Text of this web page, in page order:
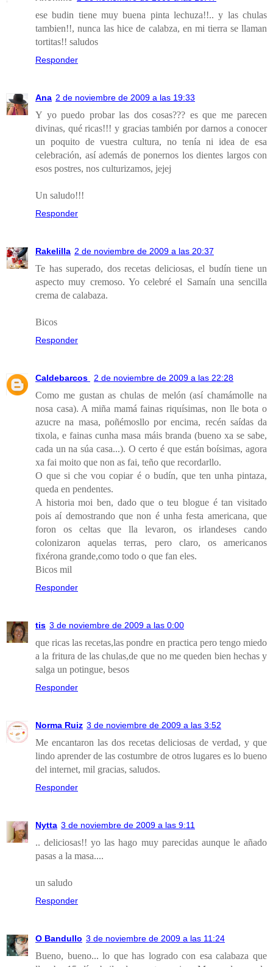
ese budin tiene muy buena pinta lechuza!!.. y las chulas
tambien!!, nunca las hice de calabza, en mi tierra se llaman
tortitas!! saludos
Responder
Ana 2 de noviembre de 2009 a las 19:33
Y yo puedo probar las dos cosas??? es que me parecen
divinas, qué ricas!!! y gracias también por darnos a conocer
un poquito de vuestra cultura, no tenía ni idea de esa
celebración, así además de ponernos los dientes largos con
esos postres, nos culturizamos, jejej
Un saludo!!!
Responder
Rakelilla 2 de noviembre de 2009 a las 20:37
Te has superado, dos recetas deliciosas, el budín tiene un
aspecto muy cremoso. Yo celebré el Samaín una sencilla
crema de calabaza.
Bicos
Responder
Caldebarcos 2 de noviembre de 2009 a las 22:28
Como me gustan as chulas de melón (así chamámolle na
nosa casa). A miña mamá fainas riquísimas, non lle bota o
azucre na masa, poñémosllo por encima, recén saídas da
tixola, e fainas cunha masa máis branda (bueno xa se sabe,
cada un na súa casa...). O certo é que están boísimas, agora
xa fai moito que non as fai, teño que recordarllo.
O que si che vou copiar é o budín, que ten unha pintaza,
queda en pendentes.
A historia moi ben, dado que o teu blogue é tan visitado
pois aí demostrando que non é unha festa americana, que
foron os celtas que lla levaron, os irlandeses cando
colonizaron aquelas terras, pero claro, os americanos
fixérona grande,como todo o que fan eles.
Bicos mil
Responder
tis 3 de noviembre de 2009 a las 0:00
que ricas las recetas,las pondre en practica pero tengo miedo
a la fritura de las chulas,de que no me queden bien hechas y
salga un potingue, besos
Responder
Norma Ruiz 3 de noviembre de 2009 a las 3:52
Me encantaron las dos recetas deliciosas de verdad, y que
lindo aprender de las costumbre de otros lugares es lo bueno
del internet, mil gracias, saludos.
Responder
Nytta 3 de noviembre de 2009 a las 9:11
.. deliciosas!! yo las hago muy parecidas aunque le añado
pasas a la masa....
un saludo
Responder
O Bandullo 3 de noviembre de 2009 a las 11:24
Bueno, bueno... lo que has logrado con esa calabaza que